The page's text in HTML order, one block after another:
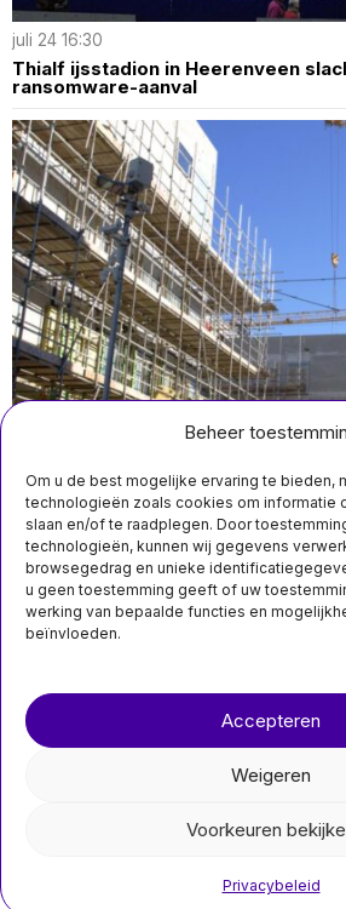
Beheer
Om u de best mogelijke ervaring te bieden,
technologieën zoals cookies om informatie
slaan en/of te raadplegen. Door
technologieën, kunnen wij gegevens
browsegedrag en unieke
u geen toestemming geeft of uw
werking van bepaalde functies en
beïnvloeden.
Accepteren
Weigeren
Voorkeuren
Privacybeleid
juli 24 16:30
Thialf ijsstadion in Heerenveen
ransomware-aanval
juli 22 20:40
Nederland heeft beter
uitbreiding van de
nieuwsimpuls.online
MIS HET NIET
blindedarmontstekin
van het Emma
onderdeel van het